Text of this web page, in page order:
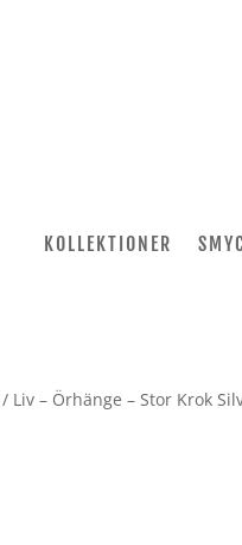
KOLLEKTIONER
/ Liv – Örhänge – Stor Krok